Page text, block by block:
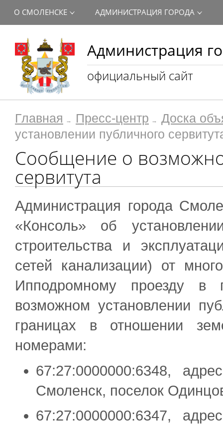
Администрация
официальный сайт
О СМОЛЕНСКЕ АДМИНИСТРАЦИЯ ГОРОДА
Главная Пресс-центр
Доска
установлении публичного
Сообщение о
сервитута
Администрация города
«Консоль» об
строительства и
сетей канализации) от
Ипподромному проезду в
возможном установлении
границах в отношении
номерами:
67:27:0000000:6348,
Смоленск, поселок
67:27:0000000:6347,